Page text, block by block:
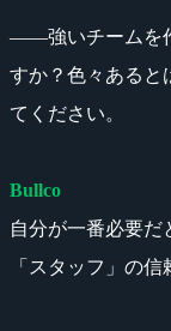
――強いチームを
すか？色々あると
てください。
Bullco
自分が一番必要だ
「スタッフ」の信